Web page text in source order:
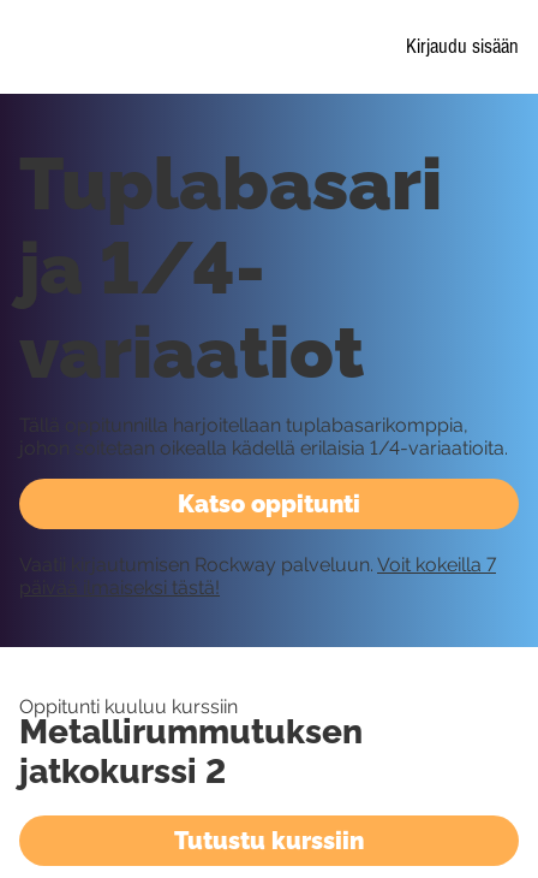
Kirjaudu sisään
Katso oppitunti
Tuplabasari
ja 1/4-
variaatiot
Tällä oppitunnilla harjoitellaan tuplabasarikomppia,
johon soitetaan oikealla kädellä erilaisia 1/4-variaatioita.
Vaatii kirjautumisen Rockway palveluun. Voit kokeilla 7
päivää ilmaiseksi tästä!
Oppitunti kuuluu kurssiin
Metallirummutuksen
jatkokurssi 2
Tutustu kurssiin